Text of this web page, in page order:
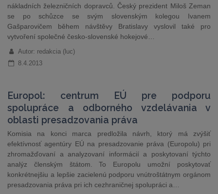
nákladních železničních dopravců. Český prezident Miloš Zeman
se po schůzce se svým slovenským kolegou Ivanem
Gašparovičem během návštěvy Bratislavy vyslovil také pro
vytvoření společné česko-slovenské hokejové…
Autor: redakcia (luc)
8.4.2013
Europol: centrum EÚ pre podporu
spolupráce a odborného vzdelávania v
oblasti presadzovania práva
Komisia na konci marca predložila návrh, ktorý má zvýšiť
efektívnosť agentúry EÚ na presadzovanie práva (Europolu) pri
zhromažďovaní a analyzovaní informácií a poskytovaní týchto
analýz členským štátom. To Europolu umožní poskytovať
konkrétnejšiu a lepšie zacielenú podporu vnútroštátnym orgánom
presadzovania práva pri ich cezhraničnej spolupráci a…